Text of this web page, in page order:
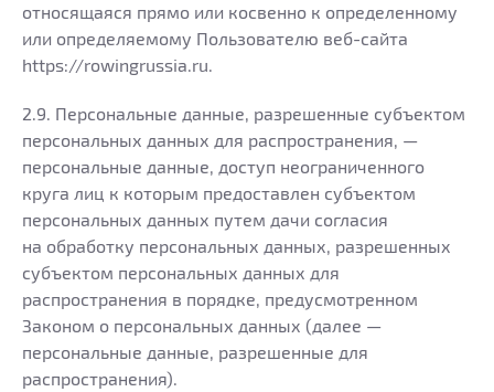
относящаяся прямо или косвенно к определенному
или определяемому Пользователю веб-сайта
https://rowingrussia.ru.
2.9. Персональные данные, разрешенные субъектом
персональных данных для распространения, —
персональные данные, доступ неограниченного
круга лиц к которым предоставлен субъектом
персональных данных путем дачи согласия
на обработку персональных данных, разрешенных
субъектом персональных данных для
распространения в порядке, предусмотренном
Законом о персональных данных (далее —
персональные данные, разрешенные для
распространения).